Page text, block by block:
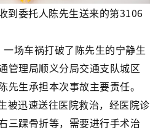
到委托人陈先生送来的第3106
场车祸打破了陈先生的宁静生
管理局顺义分局交通支队城区
先生承担本次事故主要责任。
被迅速送往医院救治，经医院诊
三踝骨折等，需要进行手术治